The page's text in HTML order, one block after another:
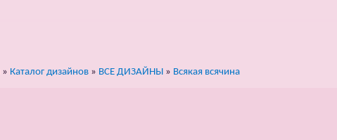
» Каталог дизайнов » ВСЕ ДИЗАЙНЫ » Всякая всячина